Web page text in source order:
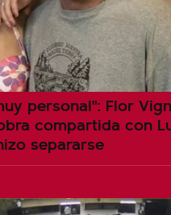
personal": Flor
compartida con
separarse